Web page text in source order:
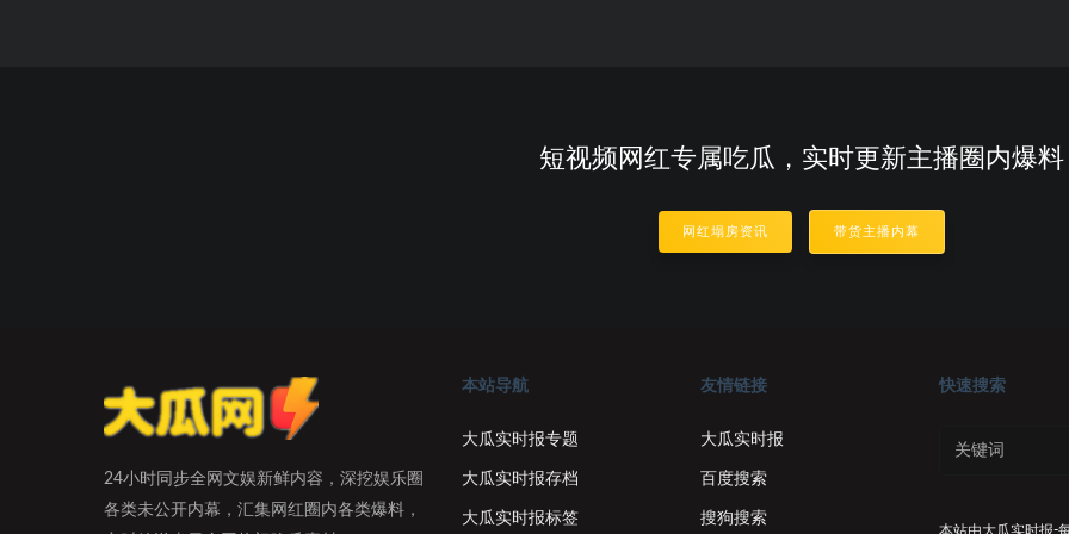
短视频网红专属吃瓜，实时更新主播圈内爆料
网红塌房资讯 带货主播内幕
24小时同步全网文娱新鲜内容，深挖娱乐圈
各类未公开内幕，汇集网红圈内各类爆料，
本站导航
大瓜实时报专题
大瓜实时报存档
大瓜实时报标签
友情链接
大瓜实时报
百度搜索
搜狗搜索
快速搜索
本站由大瓜实时报-